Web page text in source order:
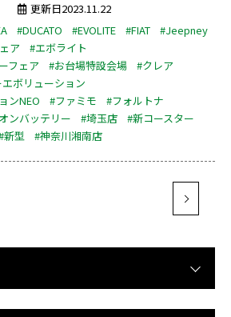
更新日2023.11.22
#DUCATO #EVOLITE #FIAT
#Jeepney
ア
#エボライト
フェア
#お台場特設会場
#クレア
ボリューション
ンNEO
#ファミモ
#フォルトナ
ンバッテリー #埼玉店
#新コースター
新型 #神奈川湘南店